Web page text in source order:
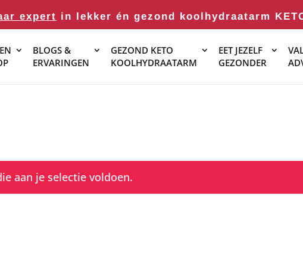
expert in lekker én gezond koolhydraatarm
BLOGS &
ERVARINGEN
GEZOND KETO
KOOLHYDRAATARM
EET JEZELF
GEZONDER
aan je selectie voldoen.